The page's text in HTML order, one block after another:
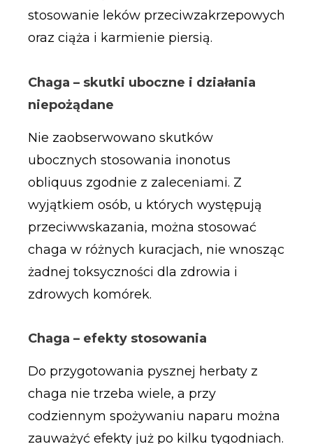
stosowanie leków przeciwzakrzepowych
oraz ciąża i karmienie piersią.
Chaga – skutki uboczne i działania
niepożądane
Nie zaobserwowano skutków
ubocznych stosowania inonotus
obliquus zgodnie z zaleceniami. Z
wyjątkiem osób, u których występują
przeciwwskazania, można stosować
chaga w różnych kuracjach, nie wnosząc
żadnej toksyczności dla zdrowia i
zdrowych komórek.
Chaga – efekty stosowania
Do przygotowania pysznej herbaty z
chaga nie trzeba wiele, a przy
codziennym spożywaniu naparu można
zauważyć efekty już po kilku tygodniach.